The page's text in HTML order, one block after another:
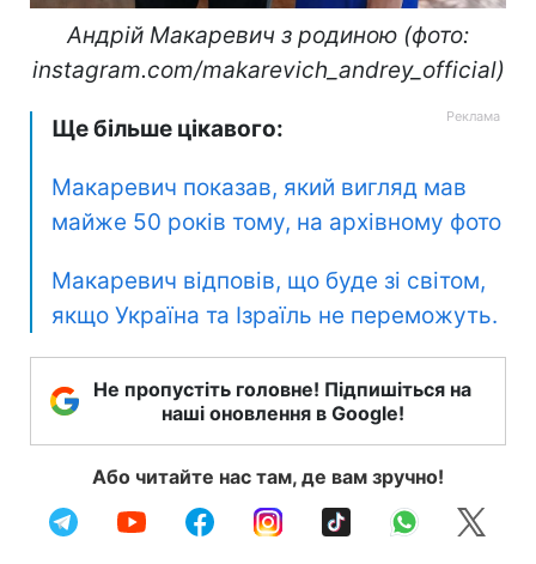
Андрій Макаревич з родиною (фото:
instagram.com/makarevich_andrey_official)
Ще більше цікавого:
Макаревич показав, який вигляд мав
майже 50 років тому, на архівному фото
Макаревич відповів, що буде зі світом,
якщо Україна та Ізраїль не переможуть.
Не пропустіть головне! Підпишіться на
наші оновлення в Google!
Або читайте нас там, де вам зручно!